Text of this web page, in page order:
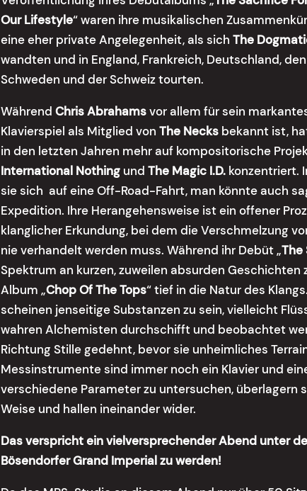
Our Lifestyle“ waren ihre musikalischen
eine eher private Angelegenheit, als sichThe
wandten und in England, Frankreich, Deutschland,
Schweden und der Schweiz tourten.
WährendChris Abrahamsvor allem für sein
Klavierspiel als Mitglied von The Necks bekannt ist,
in den letzten Jahren mehr auf kompositorische
International Nothing undThe Magic I.D. konzentriert.
sie sich auf eine Off-Road-Fahrt, man könnte auch
Expedition. Ihre Herangehensweise ist ein offener
klanglicher Erkundung, bei dem die Verschmelzung
nie verhandelt werden muss. Während ihr Debüt „The
Spektrum an kurzen, zuweilen absurden Geschichten
Album „Chop Of The Tops“ tief in die Natur des
scheinen jenseitige Substanzen zu sein, vielleicht
wahren Alchemisten durchschifft und beobachtet
Richtung Stille gedehnt, bevor sie unheimliches
Messinstrumente sind immer noch ein Klavier und
verschiedene Parameter zu untersuchen, überlagern
Weise und hallen ineinander wider.
Das verspricht ein vielversprechender Abend unter
Bösendorfer Grand Imperial zu werden!